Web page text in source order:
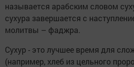
называется арабским словом
сухура завершается с
молитвы – фаджра.
Сухур - это лучшее время для
(например, хлеб из цельного